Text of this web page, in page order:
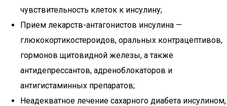
чувствительность клеток к инсулину;
Прием лекарств-антагонистов инсулина —
глюкокортикостероидов, оральных контрацептивов,
гормонов щитовидной железы, а также
антидепрессантов, адреноблокаторов и
антигистаминных препаратов;
Неадекватное лечение сахарного диабета инсулином,